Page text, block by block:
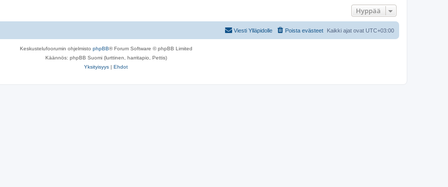
n
Hyppää
Kaikki ajat ovat UTC+03:00
Poista evästeet
Viesti Ylläpidolle
Keskustelufoorumin ohjelmisto phpBB® Forum Software © phpBB Limited
Käännös: phpBB Suomi (lurttinen, harritapio, Pettis)
Yksityisyys | Ehdot